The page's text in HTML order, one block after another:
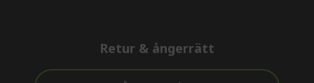
Retur & ångerrätt